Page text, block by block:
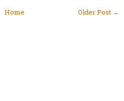
Older Post →
Home